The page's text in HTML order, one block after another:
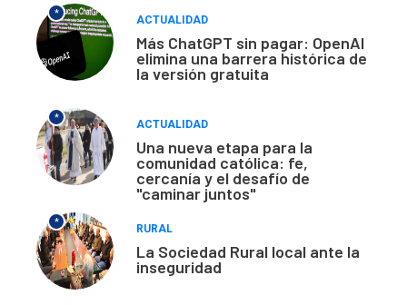
*
ACTUALIDAD
Más ChatGPT sin pagar: OpenAI
elimina una barrera histórica de
la versión gratuita
*
ACTUALIDAD
Una nueva etapa para la
comunidad católica: fe,
cercanía y el desafío de
"caminar juntos"
*
RURAL
La Sociedad Rural local ante la
inseguridad